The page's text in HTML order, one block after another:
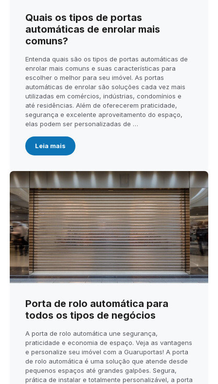
Quais os tipos de portas
automáticas de enrolar mais
comuns?
Entenda quais são os tipos de portas automáticas de
enrolar mais comuns e suas características para
escolher o melhor para seu imóvel. As portas
automáticas de enrolar são soluções cada vez mais
utilizadas em comércios, indústrias, condomínios e
até residências. Além de oferecerem praticidade,
segurança e excelente aproveitamento do espaço,
elas podem ser personalizadas de …
Leia mais
Porta de rolo automática para
todos os tipos de negócios
A porta de rolo automática une segurança,
praticidade e economia de espaço. Veja as vantagens
e personalize seu imóvel com a Guaruportas! A porta
de rolo automática é uma solução que atende desde
pequenos espaços até grandes galpões. Segura,
prática de instalar e totalmente personalizável, a porta